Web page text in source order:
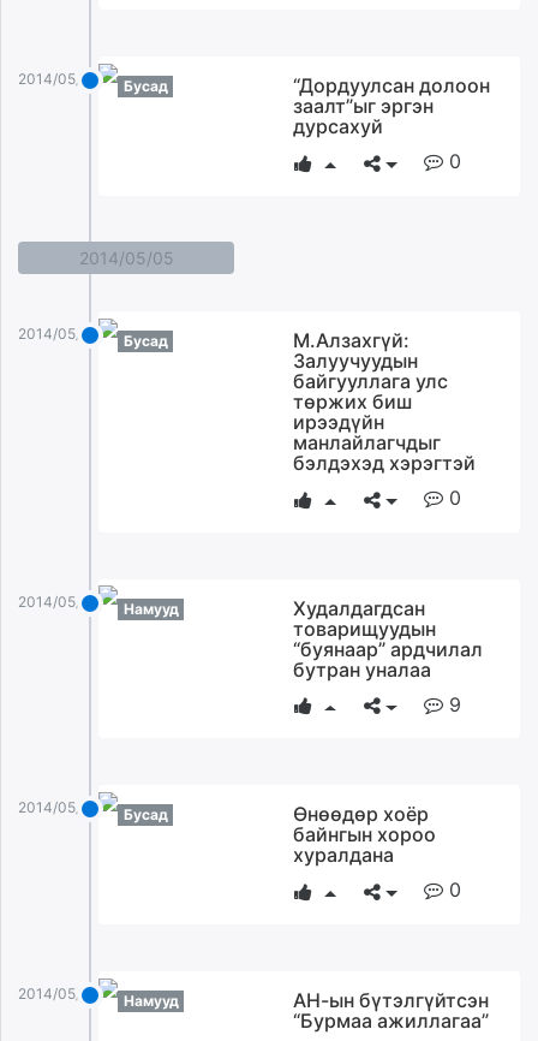
2014/05/06 Бусад
“Дордуулсан долоон
заалт”ыг эргэн
дурсахуй
0
2014/05/05
2014/05/05 Бусад
М.Алзахгүй:
Залуучуудын
байгууллага улс
төржих биш
ирээдүйн
манлайлагчдыг
бэлдэхэд хэрэгтэй
0
2014/05/05 Намууд
Худалдагдсан
товарищуудын
“буянаар” ардчилал
бутран уналаа
9
2014/05/05 Бусад
Өнөөдөр хоёр
байнгын хороо
хуралдана
0
2014/05/05 Намууд
АН-ын бүтэлгүйтсэн
“Бурмаа ажиллагаа”